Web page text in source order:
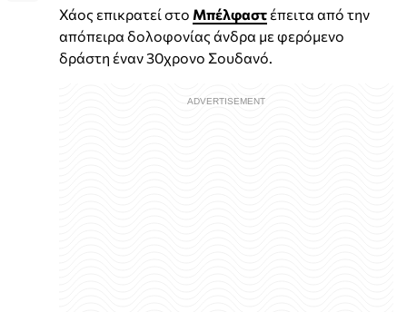
Χάος επικρατεί στο Μπέλφαστ έπειτα από την
απόπειρα δολοφονίας άνδρα με φερόμενο
δράστη έναν 30χρονο Σουδανό.